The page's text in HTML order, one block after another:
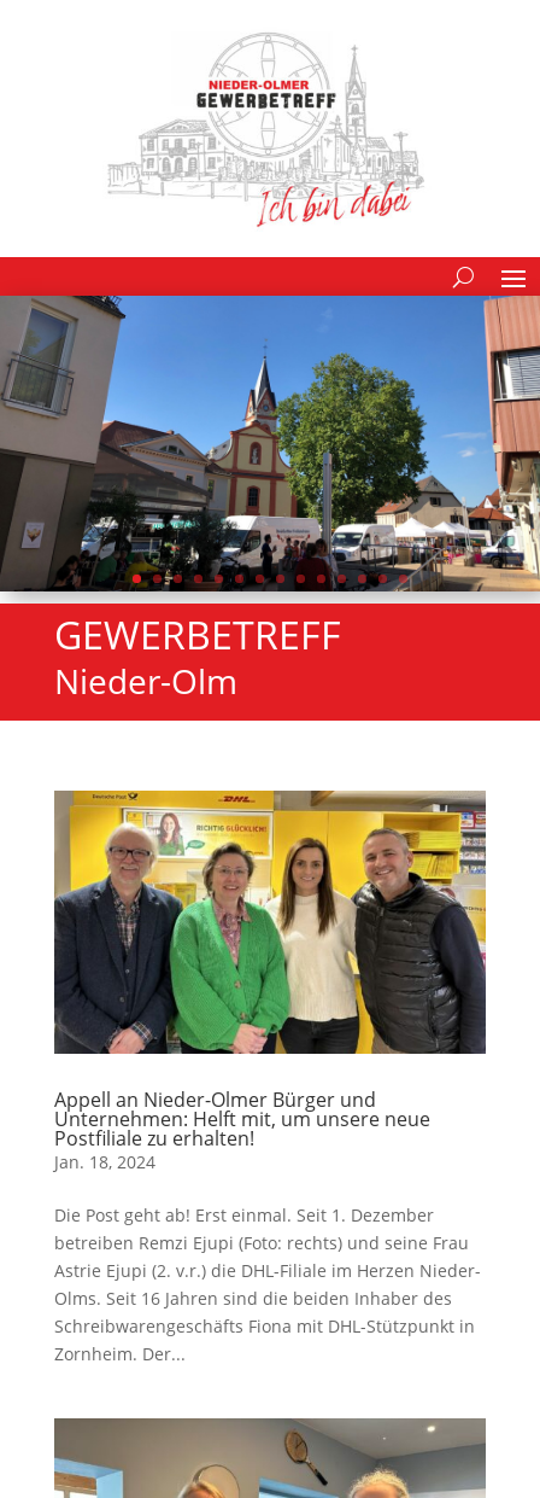
GEWERBETREFF
Nieder-Olm
Appell an Nieder-Olmer Bürger und
Unternehmen: Helft mit, um unsere neue
Postfiliale zu erhalten!
Jan. 18, 2024
Die Post geht ab! Erst einmal. Seit 1. Dezember
betreiben Remzi Ejupi (Foto: rechts) und seine Frau
Astrie Ejupi (2. v.r.) die DHL-Filiale im Herzen Nieder-
Olms. Seit 16 Jahren sind die beiden Inhaber des
Schreibwarengeschäfts Fiona mit DHL-Stützpunkt in
Zornheim. Der...